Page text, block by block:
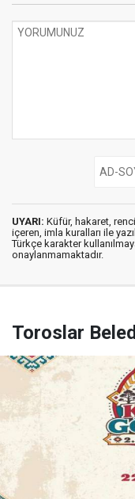
UYARI: Küfür, hakaret,
içeren, imla kuralları ile
Türkçe karakter
onaylanmamaktadır.
Toroslar